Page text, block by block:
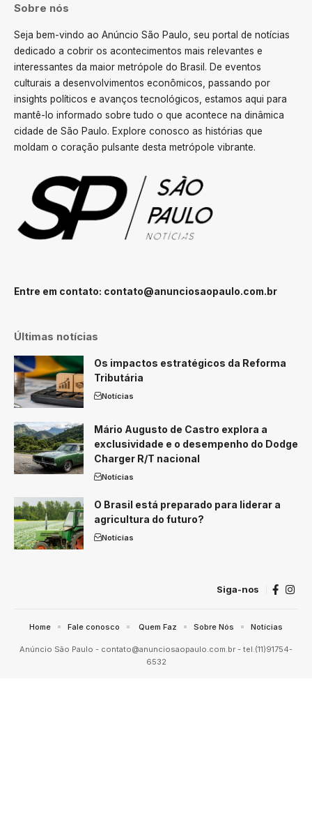
Sobre nós
Seja bem-vindo ao Anúncio São Paulo, seu portal de notícias
dedicado a cobrir os acontecimentos mais relevantes e
interessantes da maior metrópole do Brasil. De eventos
culturais a desenvolvimentos econômicos, passando por
insights políticos e avanços tecnológicos, estamos aqui para
mantê-lo informado sobre tudo o que acontece na dinâmica
cidade de São Paulo. Explore conosco as histórias que
moldam o coração pulsante desta metrópole vibrante.
Entre em contato: contato@anunciosaopaulo.com.br
Últimas notícias
Os impactos estratégicos da Reforma
Tributária
Notícias
Mário Augusto de Castro explora a
exclusividade e o desempenho do Dodge
Charger R/T nacional
Notícias
O Brasil está preparado para liderar a
agricultura do futuro?
Notícias
Siga-nos
Anúncio São Paulo - contato@anunciosaopaulo.com.br - tel.(11)91754-
6532
Home Fale conosco Quem Faz Sobre Nós Notícias